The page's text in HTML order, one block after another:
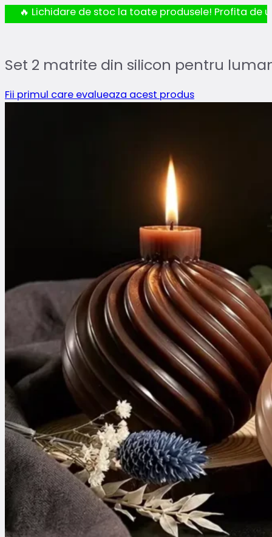
🔥 Lichidare de stoc la toate produsele! Profita de
Set 2 matrite din silicon pentru
Fii primul care evalueaza acest produs